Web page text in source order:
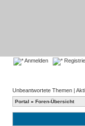
Anmelden
Unbeantwortete Themen |
Portal » Foren-Übersicht